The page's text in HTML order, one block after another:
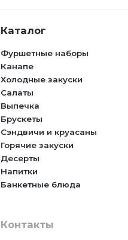
Каталог
Фуршетные наборы
Канапе
Холодные закуски
Салаты
Выпечка
Брускеты
Сэндвичи и круасаны
Горячие закуски
Десерты
Напитки
Банкетные блюда
Контакты